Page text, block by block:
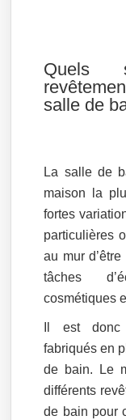
Quels
salle de
La salle de
maison la
fortes
particulières
au mur
tâches
cosmétiques
Il est donc
fabriqués en
de bain. Le
différents
de bain pour